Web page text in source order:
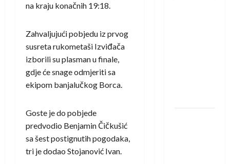
na kraju konačnih 19:18.
Zahvaljujući pobjedu iz prvog
susreta rukometaši Izviđača
izborili su plasman u finale,
gdje će snage odmjeriti sa
ekipom banjalučkog Borca.
Goste je do pobjede
predvodio Benjamin Čičkušić
sa šest postignutih pogodaka,
tri je dodao Stojanović Ivan.